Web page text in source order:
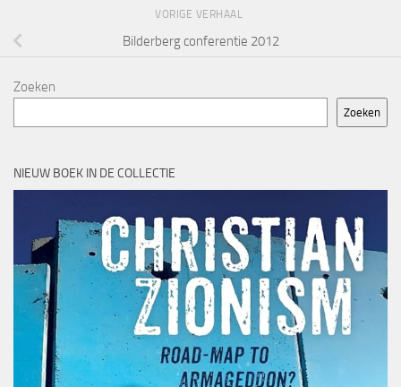
VORIGE VERHAAL
Bilderberg conferentie 2012
Zoeken
Zoeken
NIEUW BOEK IN DE COLLECTIE